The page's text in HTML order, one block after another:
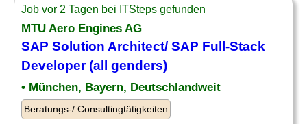
Job vor 2 Tagen bei ITSteps gefunden
MTU Aero Engines AG
SAP Solution Architect/ SAP Full-Stack
Developer(all genders)
• München, Bayern, Deutschlandweit
Beratungs-/ Consultingtätigkeiten